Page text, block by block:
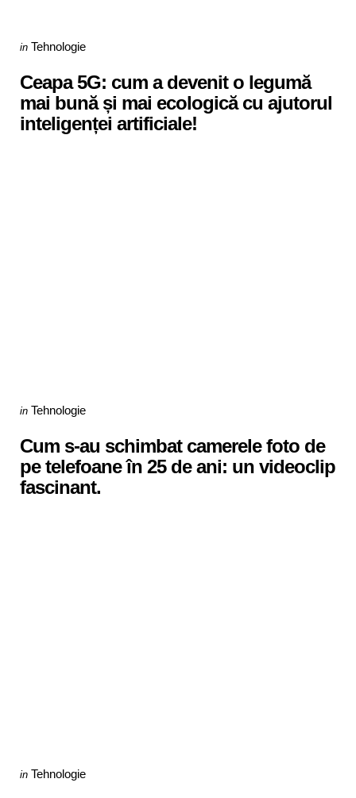
Categories
Posted
in Tehnologie
Ceapa 5G: cum a devenit o legumă
mai bună și mai ecologică cu ajutorul
inteligenței artificiale!
Categories
Posted
in Tehnologie
Cum s-au schimbat camerele foto de
pe telefoane în 25 de ani: un videoclip
fascinant.
Categories
Posted
in Tehnologie